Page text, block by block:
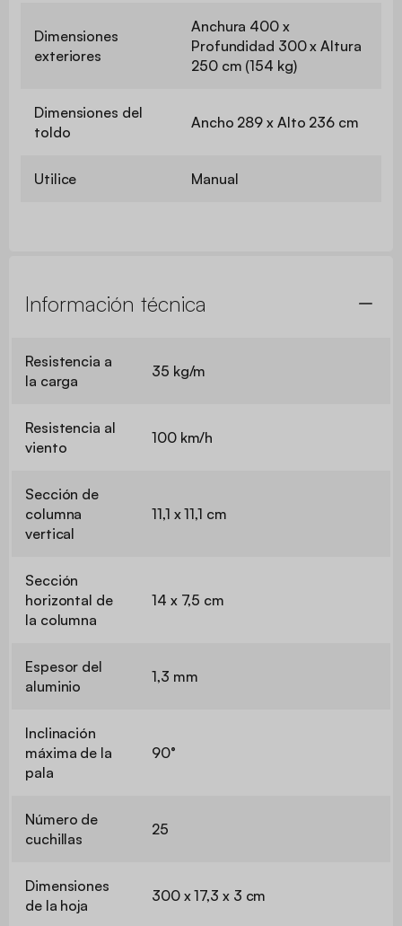
Dimensiones
exteriores
Anchura 400 x
Profundidad 300 x Altura
250 cm (154 kg)
Dimensiones del
toldo
Ancho 289 x Alto 236 cm
Utilice Manual
Información técnica
Resistencia a
la carga
35 kg/m
Resistencia al
viento
100 km/h
Sección de
columna
vertical
11,1 x 11,1 cm
Sección
horizontal de
la columna
14 x 7,5 cm
Espesor del
aluminio
1,3 mm
Inclinación
máxima de la
pala
90°
Número de
cuchillas
25
Dimensiones
de la hoja
300 x 17,3 x 3 cm